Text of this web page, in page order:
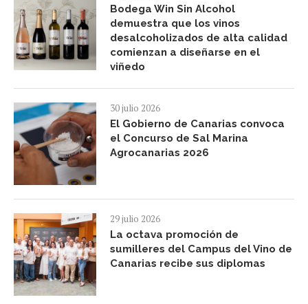
Bodega Win Sin Alcohol
demuestra que los vinos
desalcoholizados de alta calidad
comienzan a diseñarse en el
viñedo
30 julio 2026
El Gobierno de Canarias convoca
el Concurso de Sal Marina
Agrocanarias 2026
29 julio 2026
La octava promoción de
sumilleres del Campus del Vino de
Canarias recibe sus diplomas